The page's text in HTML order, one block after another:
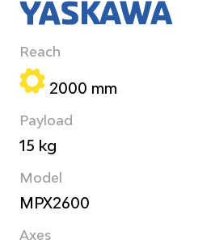
Reach
2000 mm
Payload
15 kg
Model
MPX2600
Axes